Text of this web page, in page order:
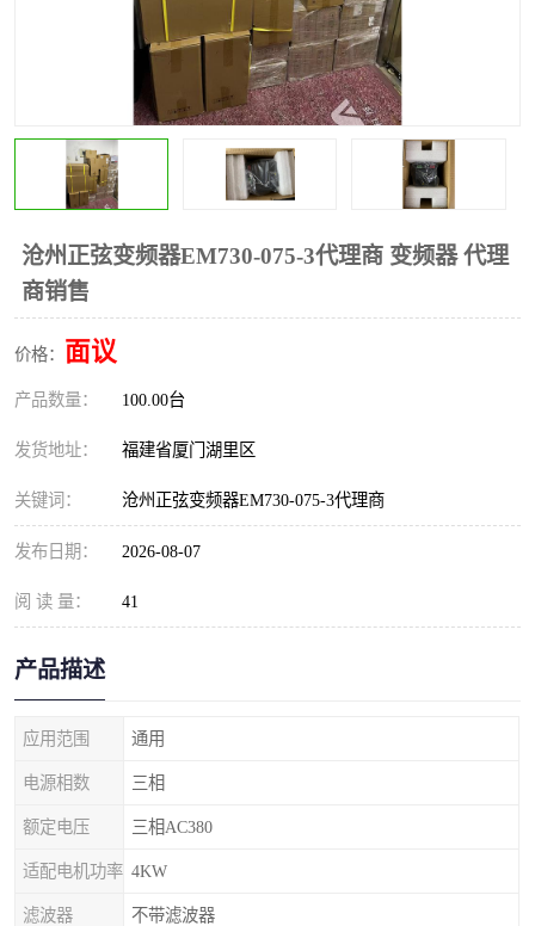
沧州正弦变频器EM730-075-3代理商 变频器 代理
商销售
价格： 面议
产品数量： 100.00台
发货地址： 福建省厦门湖里区
关键词： 沧州正弦变频器EM730-075-3代理商
发布日期： 2026-08-07
阅 读 量： 41
产品描述
应用范围 通用
电源相数 三相
额定电压 三相AC380
适配电机功率 4KW
滤波器 不带滤波器
魏德米勒继电器 施迈赛限位开关